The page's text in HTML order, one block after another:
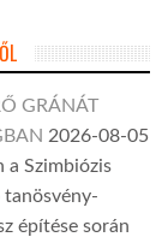
GRÁNÁT
2026-08-05
a Szimbiózis
építése során